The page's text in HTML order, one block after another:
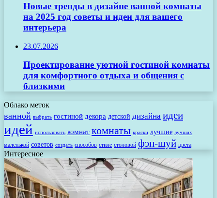
Новые тренды в дизайне ванной комнаты
на 2025 год советы и идеи для вашего
интерьера
23.07.2026
Проектирование уютной гостиной комнаты
для комфортного отдыха и общения с
близкими
Облако меток
ванной выбрать гостиной декора детской дизайна идеи
идей использовать комнат комнаты краски лучшие лучших
маленькой советов создать способов стиле столовой фэн-шуй цвета
Интересное